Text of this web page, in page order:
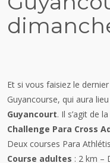
Et si vous faisiez le
Guyancourse, qui aura
Guyancourt. Il s’agit de la
Challenge Para Cross
Deux courses Para
Course adultes : 2 km –